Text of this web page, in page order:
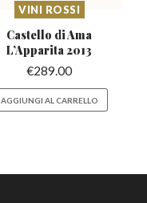
VINI ROSSI
Castello di Ama
L’Apparita 2013
€289.00
AGGIUNGI AL CARRELLO